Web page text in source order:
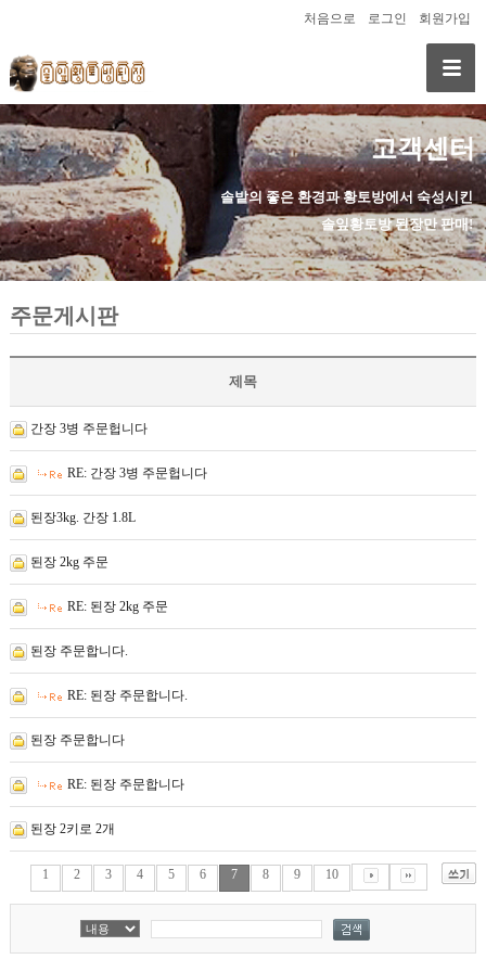
처음으로 로그인 회원가입
고객센터
솔밭의 좋은 환경과 황토방에서 숙성시킨
솔잎황토방 된장만 판매!
주문게시판
제목
간장 3병 주문헙니다
RE: 간장 3병 주문헙니다
된장3kg. 간장 1.8L
된장 2kg 주문
RE: 된장 2kg 주문
된장 주문합니다.
RE: 된장 주문합니다.
된장 주문합니다
RE: 된장 주문합니다
된장 2키로 2개
1 2 3 4 5 6 7 8 9 10